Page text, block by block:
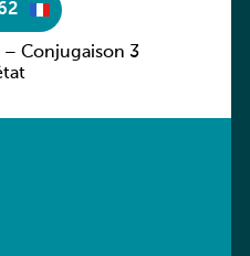
– Conjugaison 3